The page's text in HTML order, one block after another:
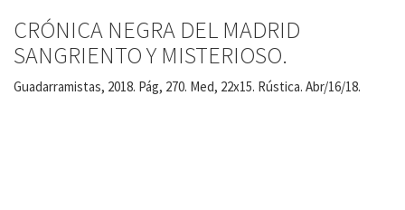
CRÓNICA NEGRA DEL MADRID
SANGRIENTO Y MISTERIOSO.
Guadarramistas, 2018. Pág, 270. Med, 22x15. Rústica. Abr/16/18.